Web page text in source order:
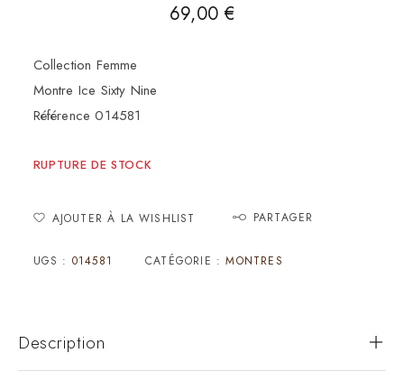
69,00€
Collection Femme
Montre Ice Sixty Nine
Référence 014581
RUPTURE DE STOCK
AJOUTER À LA WISHLIST PARTAGER
UGS : 014581 CATÉGORIE :MONTRES
Description